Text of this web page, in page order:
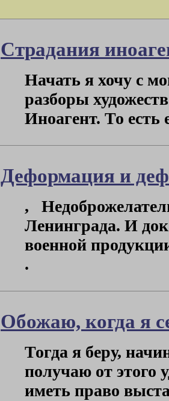
Страдания
Начать я хочу с
разборы
Иноагент. То есть
Деформация и
,
Ленинграда. И
военной
.
Обожаю, когда я
Тогда я беру,
получаю от этого
иметь право